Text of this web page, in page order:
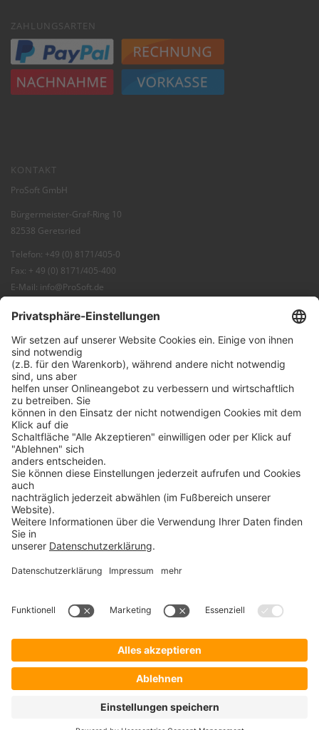
ZAHLUNGSARTEN
KONTAKT
ProSoft GmbH
Bürgermeister-Graf-Ring 10
82538 Geretsried
Telefon: +49 (0) 8171/405-0
Fax: + 49 (0) 8171/405-400
E-Mail: info@ProSoft.de
Web:
ProSoft
ProBlog
FAQ:Knowledgebase
Shop:ProSecurity
30+ JAHRE IT-KOMPETENZ
SICHERHEIT
2026 Alle Rechte vorbehalten – Verkauf nur an Unternehmer,
Verbraucher i.S.d. § 13 BGB.